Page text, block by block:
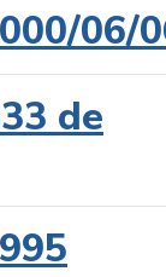
06/
de